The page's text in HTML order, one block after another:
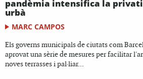
pandèmia intensifica la
urbà
MARC CAMPOS
Els governs municipals de ciutats com
aprovat una sèrie de mesures per facilitar
noves terrasses i pal·liar...